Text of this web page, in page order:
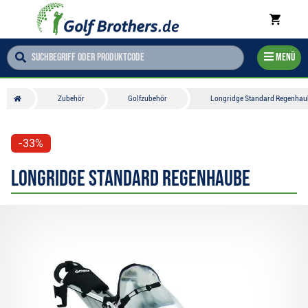
Menü
Zubehör Golfzubehör Longridge Standard
-33%
Longridge Standard Regenhaube